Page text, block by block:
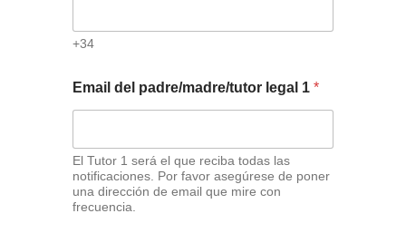
+34
Email del padre/madre/tutor legal 1 *
El Tutor 1 será el que reciba todas las
notificaciones. Por favor asegúrese de poner
una dirección de email que mire con
frecuencia.